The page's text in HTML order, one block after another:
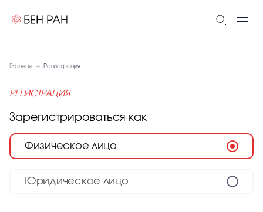
Главная Регистрация
РЕГИСТРАЦИЯ
Зарегистрироваться как
Физическое лицо
Юридическое лицо